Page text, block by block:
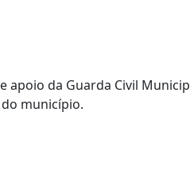
apoio da Guarda Civil
município.